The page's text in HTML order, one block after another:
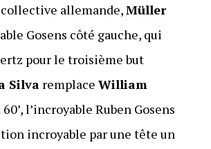
allemande,Müller
Gosens côté gauche, qui
pour le troisième but
Silvaremplace William
60’, l’incroyable Ruben Gosens
incroyable par une tête un